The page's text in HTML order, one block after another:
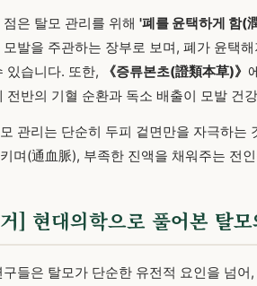
은 탈모 관리를 위해 '폐를 윤택하게 함(
발을 주관하는 장부로 보며, 폐가 윤택
있습니다. 또한,
《증류본초(證類本草)》
전반의 기혈 순환과 독소 배출이 모발 건
관리는 단순히 두피 겉면만을 자극하는
며(通血脈), 부족한 진액을 채워주는 전
] 현대의학으로 풀어본 탈
들은 탈모가 단순한 유전적 요인을 넘어,